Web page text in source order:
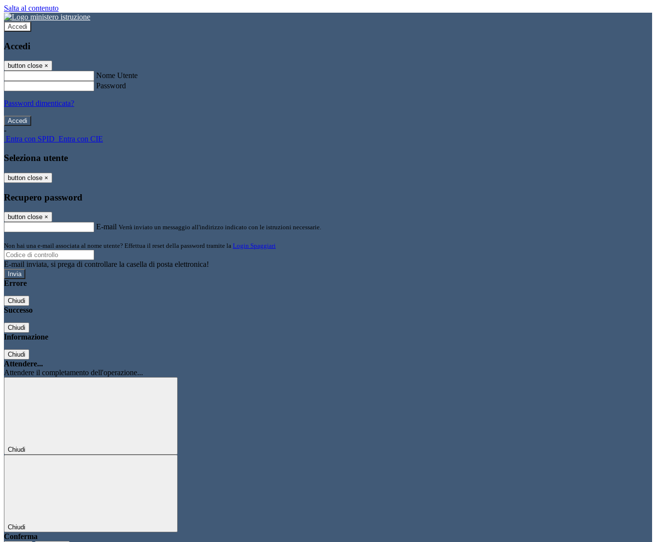
Salta al contenuto
Accedi
Accedi
button close ×
Nome Utente
Password
Password dimenticata?
-
Entra con SPID Entra con CIE
Seleziona utente
button close ×
Recupero password
button close ×
E-mail Verrà inviato un messaggio all'indirizzo indicato con le istruzioni necessarie.
Non hai una e-mail associata al nome utente? Effettua il reset della password tramite la Login Spaggiari
E-mail inviata, si prega di controllare la casella di posta elettronica!
Errore
Chiudi
Successo
Chiudi
Informazione
Chiudi
Attendere...
Attendere il completamento dell'operazione...
Chiudi
Chiudi
Conferma